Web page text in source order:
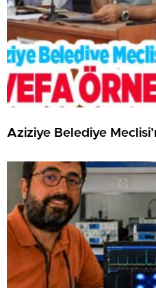
Aziziye Belediye